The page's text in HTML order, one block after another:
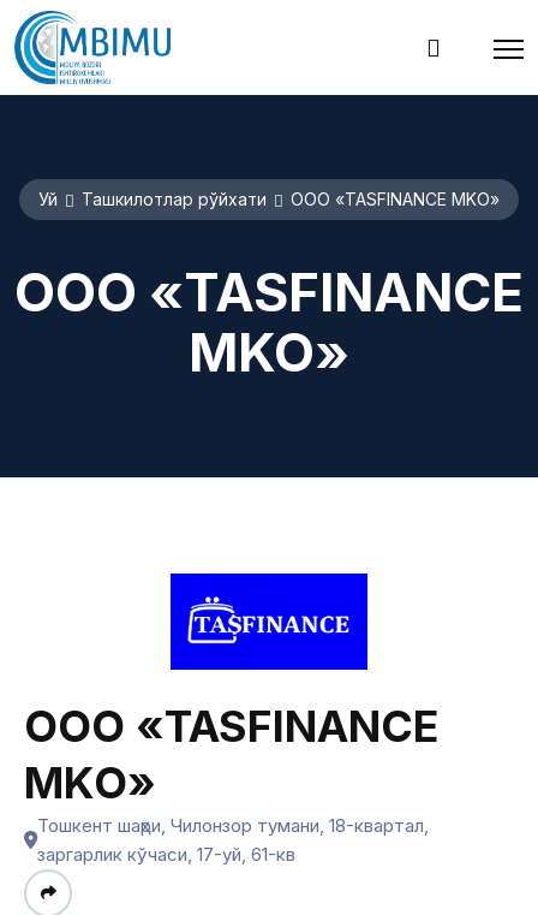
Уй Ташкилотлар рўйхати ООО «TASFINANCE MKO»
ООО «TASFINANCE
MKO»
ООО «TASFINANCE
MKO»
Тошкент шаҳри, Чилонзор тумани, 18-квартал,
заргарлик кўчаси, 17-уй, 61-кв